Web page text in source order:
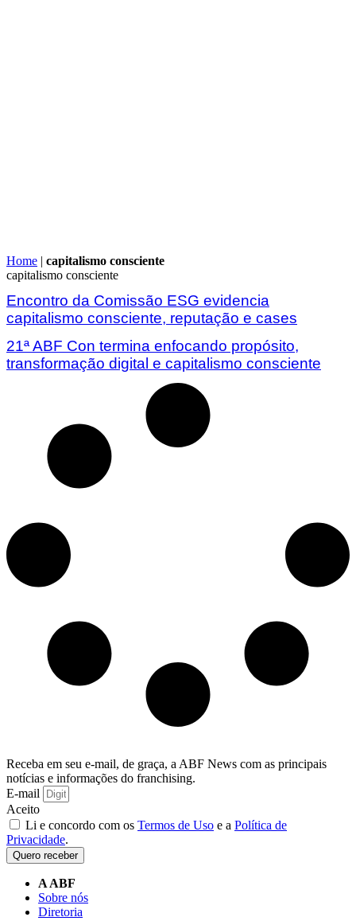
Home | capitalismo consciente
capitalismo consciente
Encontro da Comissão ESG evidencia
capitalismo consciente, reputação e cases
21ª ABF Con termina enfocando propósito,
transformação digital e capitalismo consciente
Receba em seu e-mail, de graça, a ABF News com as principais
notícias e informações do franchising.
E-mail
Aceito
Li e concordo com os Termos de Uso e a Política de
Privacidade.
Quero receber
A ABF
Sobre nós
Diretoria